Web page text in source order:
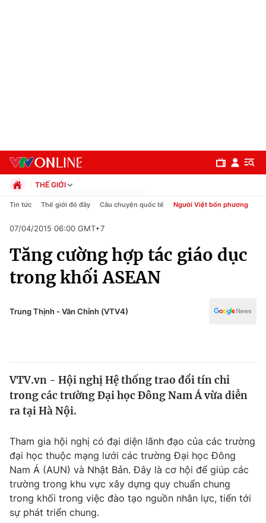
Chuyên mục
Chính trị
Thế giới
Thế giới đó đây
Câu chuyện quốc tế
Kinh tế
Tài chính
Thị trường
Góc doanh nghiệp
Dữ liệu và đời sống
Truyền hình
THẾ GIỚI
Chính trị
Pháp luật
Kinh tế
Thể thao
Truyền hình
Y tế
Tin tức Thế giới đó đây Câu chuyện quốc tế Người Việt bốn phương
07/04/2015 06:00 GMT+7
Tăng cường hợp tác giáo dục
trong khối ASEAN
Trung Thịnh - Văn Chỉnh (VTV4)
VTV.vn - Hội nghị Hệ thống trao đổi tín chỉ
trong các trường Đại học Đông Nam Á vừa diễn
ra tại Hà Nội.
Tham gia hội nghị có đại diện lãnh đạo của các trường
đại học thuộc mạng lưới các trường Đại học Đông
Nam Á (AUN) và Nhật Bản. Đây là cơ hội để giúp các
trường trong khu vực xây dựng quy chuẩn chung
trong khối trong việc đào tạo nguồn nhân lực, tiến tới
sự phát triển chung.